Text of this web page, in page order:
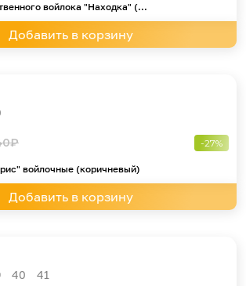
войлока "Находка" (...
Добавить в корзину
₽ -27%
войлочные (коричневый)
Добавить в корзину
40 41